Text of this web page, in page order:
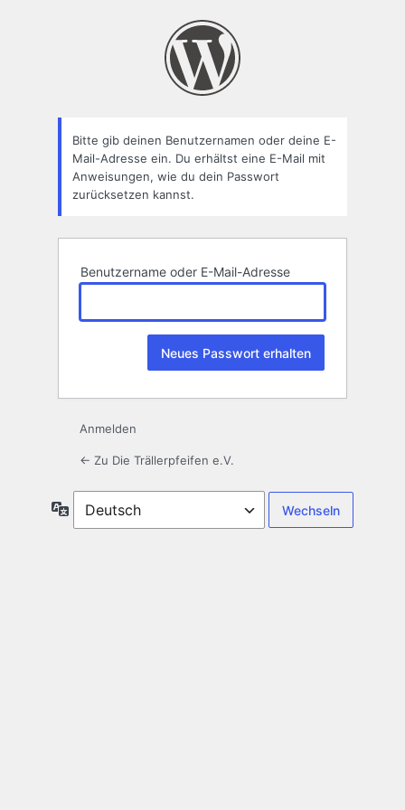
Bitte gib deinen Benutzernamen oder deine E-
Mail-Adresse ein. Du erhältst eine E-Mail mit
Anweisungen, wie du dein Passwort
zurücksetzen kannst.
Benutzername oder E-Mail-Adresse
Anmelden
← Zu Die Trällerpfeifen e.V.
Sprache